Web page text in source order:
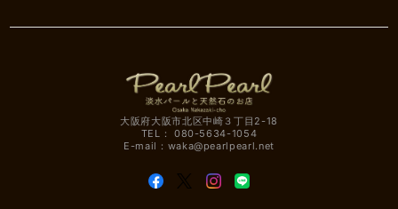
大阪府大阪市北区中崎３丁目2-18
TEL： 080-5634-1054
E-mail： waka@pearlpearl.net